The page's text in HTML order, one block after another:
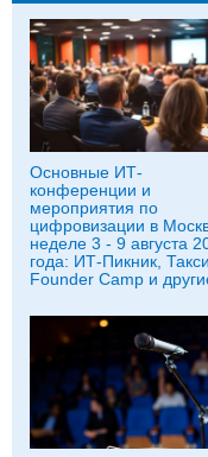
Основные ИТ-
конференции и
мероприятия по
цифровизации в
неделе 3 - 9 августа
года: ИТ-Пикник,
Founder Camp и